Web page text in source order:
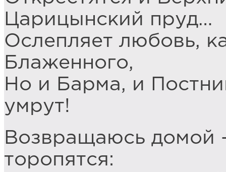
Царицынский пруд…
Ослепляет любовь,
Блаженного,
Но и Барма, и
умрут!
Возвращаюсь домой
торопятся: